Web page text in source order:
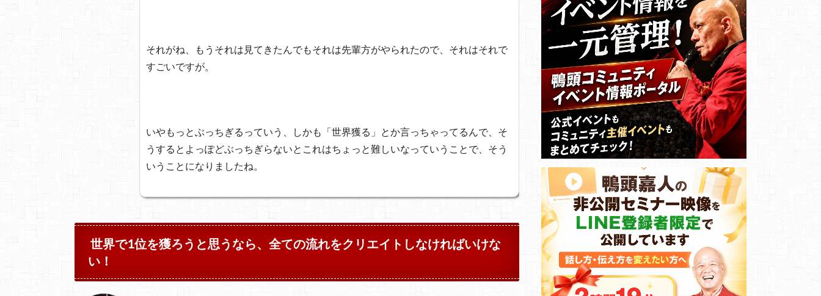
それがね、もうそれは見てきたんでもそれは先輩方がやられたので、それはそれで
すごいですが。
いやもっとぶっちぎるっていう、しかも「世界獲る」とか言っちゃってるんで、そ
うするとよっぽどぶっちぎらないとこれはちょっと難しいなっていうことで、そう
いうことになりましたね。
世界で1位を獲ろうと思うなら、全ての流れをクリエイトしなければいけな
い！